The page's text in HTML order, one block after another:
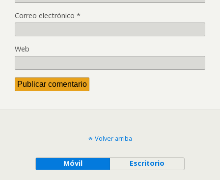
Correo electrónico *
Web
Volver arriba
Móvil Escritorio